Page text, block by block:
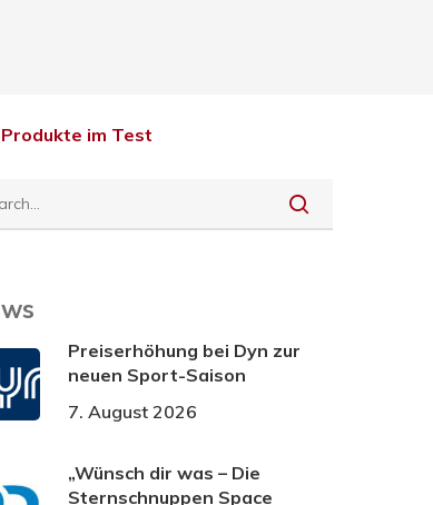
im Test
Preiserhöhung bei Dyn zur
neuen Sport-Saison
7. August 2026
„Wünsch dir was – Die
Sternschnuppen Space